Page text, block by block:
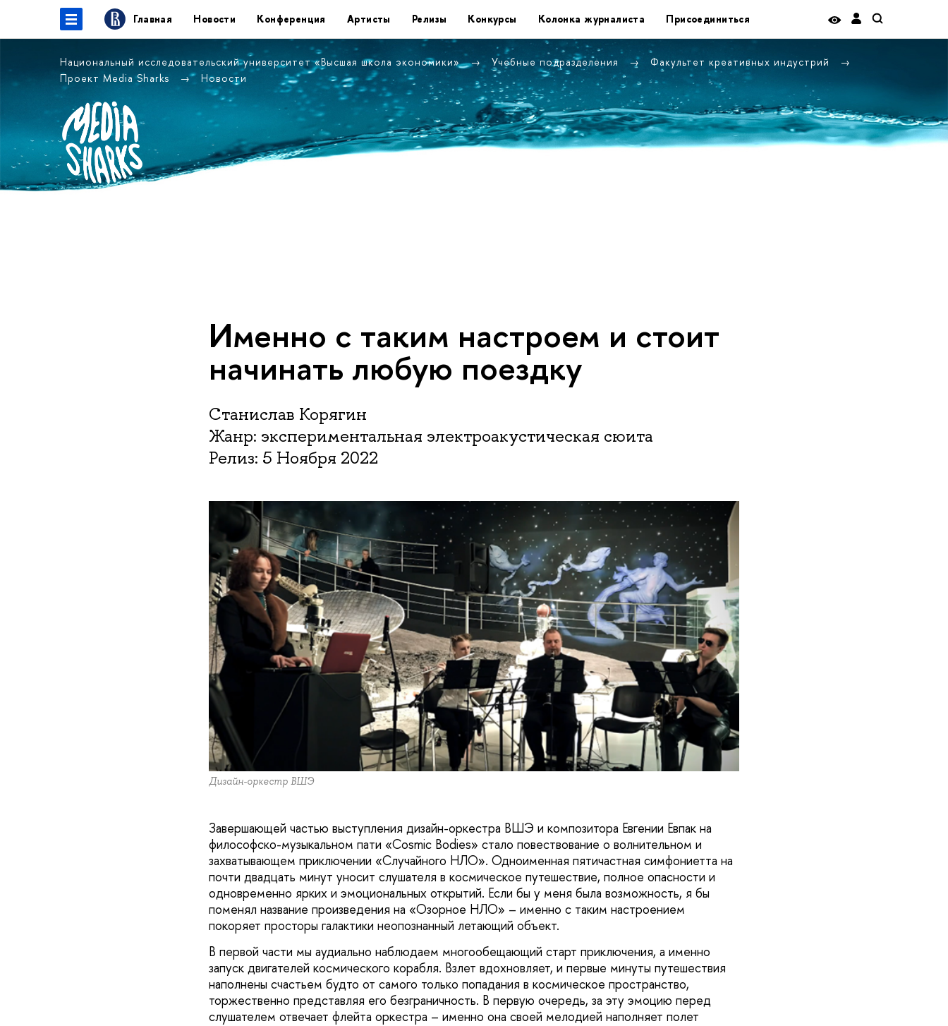
Главная Новости Конференция Артисты Релизы Конкурсы Колонка журналиста Присоединиться
Национальный исследовательский университет «Высшая школа экономики» Учебные подразделения
Факультет креативных индустрий
Проект Media Sharks
Новости
Именно с таким настроем и стоит
начинать любую поездку
Станислав Корягин
Жанр: экспериментальная электроакустическая сюита
Релиз: 5 Ноября 2022
Дизайн-оркестр ВШЭ
Завершающей частью выступления дизайн-оркестра ВШЭ и композитора Евгении Евпак на
философско-музыкальном пати «Cosmic Bodies» стало повествование о волнительном и
захватывающем приключении «Случайного НЛО». Одноименная пятичастная симфониетта на
почти двадцать минут уносит слушателя в космическое путешествие, полное опасности и
одновременно ярких и эмоциональных открытий. Если бы у меня была возможность, я бы
поменял название произведения на «Озорное НЛО» – именно с таким настроением
покоряет просторы галактики неопознанный летающий объект.
В первой части мы аудиально наблюдаем многообещающий старт приключения, а именно
запуск двигателей космического корабля. Взлет вдохновляет, и первые минуты путешествия
наполнены счастьем будто от самого только попадания в космическое пространство,
торжественно представляя его безграничность. В первую очередь, за эту эмоцию перед
слушателем отвечает флейта оркестра – именно она своей мелодией наполняет полет